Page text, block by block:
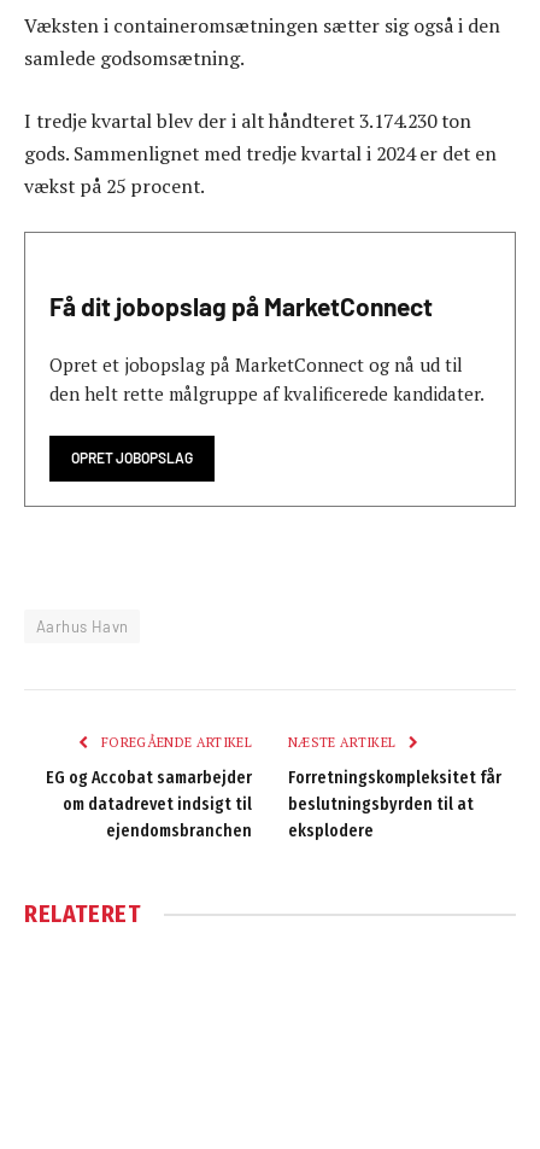
Væksten i containeromsætningen sætter sig også i den
samlede godsomsætning.
I tredje kvartal blev der i alt håndteret 3.174.230 ton
gods. Sammenlignet med tredje kvartal i 2024 er det en
vækst på 25 procent.
Få dit jobopslag på MarketConnect
Opret et jobopslag på MarketConnect og nå ud til
den helt rette målgruppe af kvalificerede kandidater.
OPRET JOBOPSLAG
Aarhus Havn
FOREGÅENDE ARTIKEL
EG og Accobat samarbejder
om datadrevet indsigt til
ejendomsbranchen
NÆSTE ARTIKEL
Forretningskompleksitet får
beslutningsbyrden til at
eksplodere
RELATERET